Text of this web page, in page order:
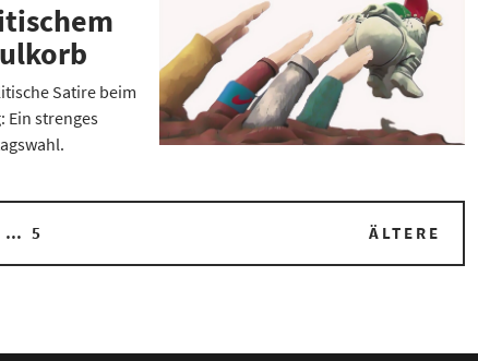
Satire beim
Ein strenges
… 5 ÄLTERE